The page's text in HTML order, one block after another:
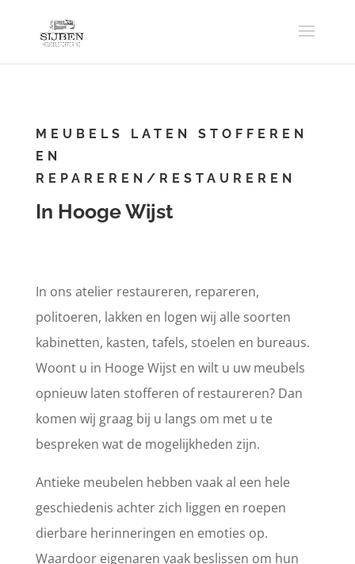
MEUBELS LATEN STOFFEREN
EN
REPAREREN/RESTAUREREN
In Hooge Wijst
In ons atelier restaureren, repareren,
politoeren, lakken en logen wij alle soorten
kabinetten, kasten, tafels, stoelen en bureaus.
Woont u in Hooge Wijst en wilt u uw meubels
opnieuw laten stofferen of restaureren? Dan
komen wij graag bij u langs om met u te
bespreken wat de mogelijkheden zijn.
Antieke meubelen hebben vaak al een hele
geschiedenis achter zich liggen en roepen
dierbare herinneringen en emoties op.
Waardoor eigenaren vaak beslissen om hun